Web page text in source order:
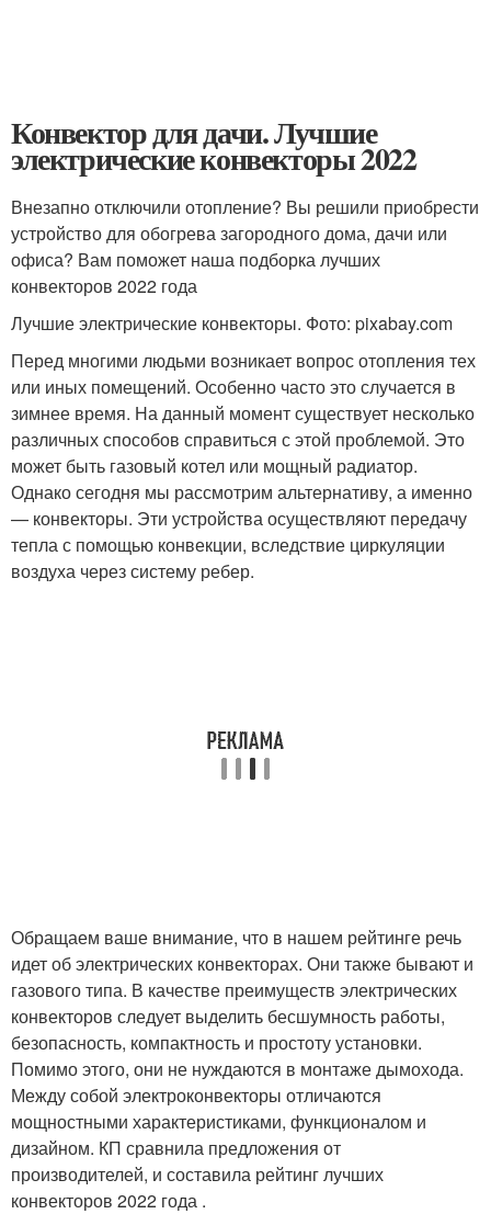
Конвектор для дачи. Лучшие
электрические конвекторы 2022
Внезапно отключили отопление? Вы решили приобрести
устройство для обогрева загородного дома, дачи или
офиса? Вам поможет наша подборка лучших
конвекторов 2022 года
Лучшие электрические конвекторы. Фото: pixabay.com
Перед многими людьми возникает вопрос отопления тех
или иных помещений. Особенно часто это случается в
зимнее время. На данный момент существует несколько
различных способов справиться с этой проблемой. Это
может быть газовый котел или мощный радиатор.
Однако сегодня мы рассмотрим альтернативу, а именно
— конвекторы. Эти устройства осуществляют передачу
тепла с помощью конвекции, вследствие циркуляции
воздуха через систему ребер.
Обращаем ваше внимание, что в нашем рейтинге речь
идет об электрических конвекторах. Они также бывают и
газового типа. В качестве преимуществ электрических
конвекторов следует выделить бесшумность работы,
безопасность, компактность и простоту установки.
Помимо этого, они не нуждаются в монтаже дымохода.
Между собой электроконвекторы отличаются
мощностными характеристиками, функционалом и
дизайном. КП сравнила предложения от
производителей, и составила рейтинг лучших
конвекторов 2022 года .